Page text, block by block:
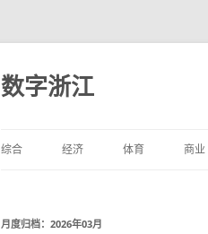
数字浙江
综合 经济 体育 商业
月度归档： 2026年03月